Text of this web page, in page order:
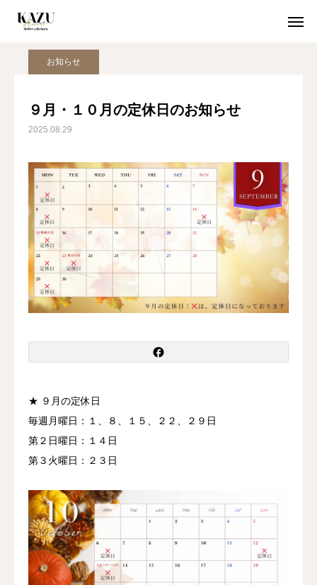
ブログ
お知らせ
９月・１０月の定休日のお知らせ
2025.08.29
★ ９月の定休日
毎週月曜日：１、８、１５、２２、２９日
第２日曜日：１４日
第３火曜日：２３日
WEB予約
初めての方へ
当店が選ばれる５つの理由
期間限定クーポン
取扱商品
空席確認 / 24時間WEB予約
お知らせ
体質改善コラム